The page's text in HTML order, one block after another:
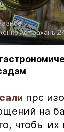
Астрахань
про
на
чтобы их